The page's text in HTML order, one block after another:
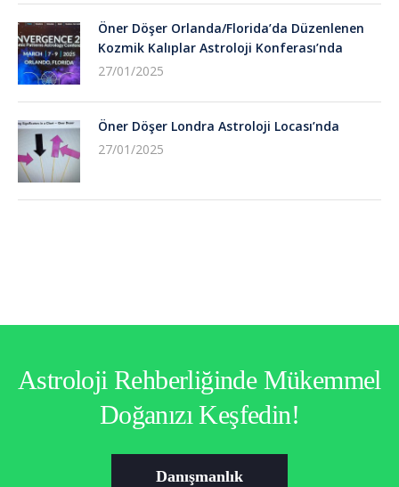
Öner Döşer Orlanda/Florida’da Düzenlenen
Kozmik Kalıplar Astroloji Konferası’nda
27/01/2025
Öner Döşer Londra Astroloji Locası’nda
27/01/2025
Astroloji Rehberliğinde Mükemmel
Doğanızı Keşfedin!
Danışmanlık